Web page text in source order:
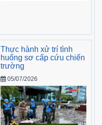
Thực hành xử trí tình
huống sơ cấp cứu chiến
trường
05/07/2026